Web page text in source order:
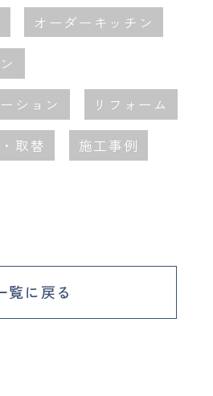
オーダーキッチン
ション リフォーム
取替 施工事例
覧に戻る